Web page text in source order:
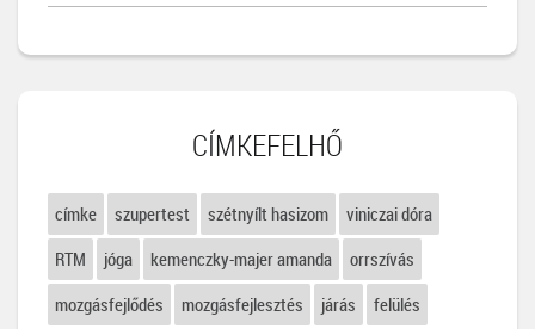
CÍMKEFELHŐ
címke szupertest szétnyílt hasizom
viniczai dóra
RTM
jóga kemenczky-majer amanda
orrszívás
mozgásfejlődés
mozgásfejlesztés járás
felülés